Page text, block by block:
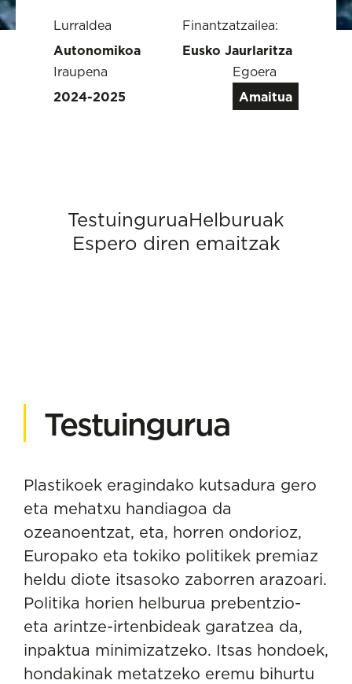
Lurraldea
Autonomikoa
Finantzatzailea:
Eusko Jaurlaritza
Iraupena
2024-2025
Egoera
Amaitua
TestuinguruaHelburuak
Espero diren emaitzak
Testuingurua
Plastikoek eragindako kutsadura gero
eta mehatxu handiagoa da
ozeanoentzat, eta, horren ondorioz,
Europako eta tokiko politikek premiaz
heldu diote itsasoko zaborren arazoari.
Politika horien helburua prebentzio-
eta arintze-irtenbideak garatzea da,
inpaktua minimizatzeko. Itsas hondoek,
hondakinak metatzeko eremu bihurtu